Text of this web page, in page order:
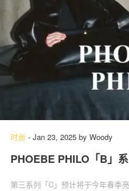
时尚 - Jan 23, 2025 by Woody
PHOEBE PHILO「B」
第三系列「C」预计将于今年春季亮